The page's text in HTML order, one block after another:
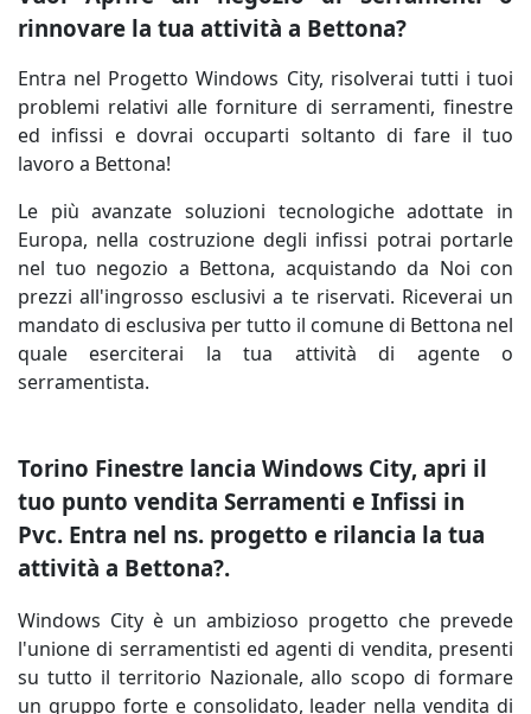
rinnovare la tua attività a Bettona?
Entra nel Progetto Windows City, risolverai tutti i tuoi
problemi relativi alle forniture di serramenti, finestre
ed infissi e dovrai occuparti soltanto di fare il tuo
lavoro a Bettona!
Le più avanzate soluzioni tecnologiche adottate in
Europa, nella costruzione degli infissi potrai portarle
nel tuo negozio a Bettona, acquistando da Noi con
prezzi all'ingrosso esclusivi a te riservati. Riceverai un
mandato di esclusiva per tutto il comune di Bettona nel
quale eserciterai la tua attività di agente o
serramentista.
Torino Finestre lancia Windows City, apri il
tuo punto vendita Serramenti e Infissi in
Pvc. Entra nel ns. progetto e rilancia la tua
attività a Bettona?.
Windows City è un ambizioso progetto che prevede
l'unione di serramentisti ed agenti di vendita, presenti
su tutto il territorio Nazionale, allo scopo di formare
un gruppo forte e consolidato, leader nella vendita di